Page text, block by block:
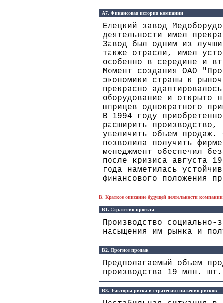
А7. Финансовая история компании
Елецкий завод
деятельности имел
Завод был одним из
также отрасли, имел
особенно в середине и
Момент создания ОАО
экономики страны к
прекрасно
оборудование и открыто
шприцев однократного
В 1994 году
расширить
увеличить объем
позволила получить
менеджмент обеспечил
после кризиса августа
года наметилась
финансового положения
B. Краткое описание будущей деятельности компании
B1. Стратегия проекта
Производство социально-
насыщения им рынка и
B2. Прогноз продаж
Предполагаемый объем
производства 19 млн.
B3. Факторы риска и стратегия снижения рисков